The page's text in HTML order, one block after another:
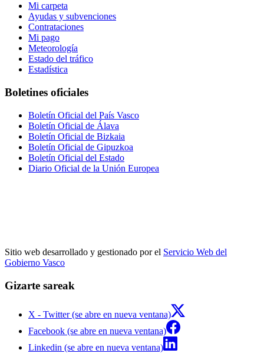
Mi carpeta
Ayudas y subvenciones
Contrataciones
Mi pago
Meteorología
Estado del tráfico
Estadística
Boletines oficiales
Boletín Oficial del País Vasco
Boletín Oficial de Álava
Boletín Oficial de Bizkaia
Boletín Oficial de Gipuzkoa
Boletín Oficial del Estado
Diario Oficial de la Unión Europea
Sitio web desarrollado y gestionado por el Servicio Web del
Gobierno Vasco
Gizarte sareak
X - Twitter (se abre en nueva ventana)
Facebook (se abre en nueva ventana)
Linkedin (se abre en nueva ventana)